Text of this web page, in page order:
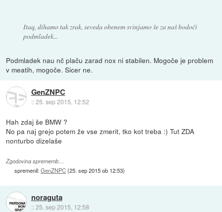
Itaq, dihamo tak zrak, seveda obenem svinjamo še za naš bodoči
podmladek...
Podmladek nau nč plaču zarad nox ni stabilen. Mogoče je problem
v meatih, mogoče. Sicer ne.
GenZNPC
::25. sep 2015, 12:52
Hah zdaj še BMW ?
No pa naj grejo potem že vse zmerit, tko kot treba :) Tut ZDA
nonturbo dizelaše
Zgodovina sprememb…
spremenil:GenZNPC(25. sep 2015 ob 12:53)
noraguta
::25. sep 2015, 12:58